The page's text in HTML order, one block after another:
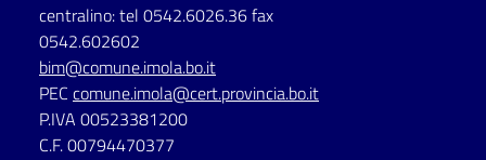
Seguici
su
centralino: tel 0542.6026.36 fax
0542.602602
bim@comune.imola.bo.it
PEC comune.imola@cert.provincia.bo.it
P.IVA 00523381200
C.F. 00794470377